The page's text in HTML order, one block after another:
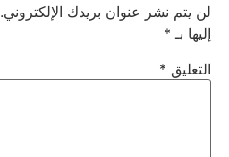
لن يتم نشر عنوان بريدك الإلكتروني.
إليها بـ *
التعليق *